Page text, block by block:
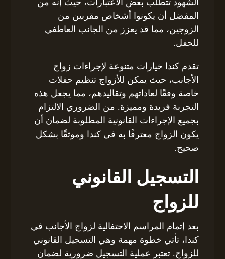
الشهود تتطلب بعض الاعتبارات، حيث إنه من
المفضل أن يكونوا أشخاص مقربين من
الزوجين، مما قد يعزز من الجانب العاطفي
للحفل.
تقدم كندا خيارات متنوعة لإجراءات زواج
الأجانب، حيث يمكن للأزواج تنظيم حفلات
خاصة وفقًا لعاداتهم وتقاليدهم، مما يجعل هذه
التجربة فريدة ومميزة. من الضروري الالتزام
بجميع الإجراءات القانونية المطلوبة لضمان أن
يكون الزواج معترفًا به في كندا وموثقًا بشكل
صحيح.
التسجيل القانوني
للزواج
بعد إتمام المراسم الاحتفالية لزواج الأجانب في
كندا، تأتي خطوة مهمة وهي التسجيل القانوني
للزواج. تعتبر عملية التسجيل ضرورية لضمان